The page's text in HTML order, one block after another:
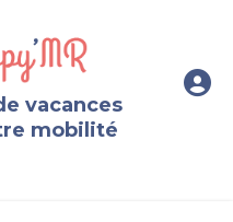
vacances
mobilité